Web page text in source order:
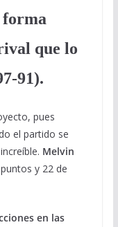
forma
que lo
91).
pues
el partido se
Melvin
y 22 de
en las